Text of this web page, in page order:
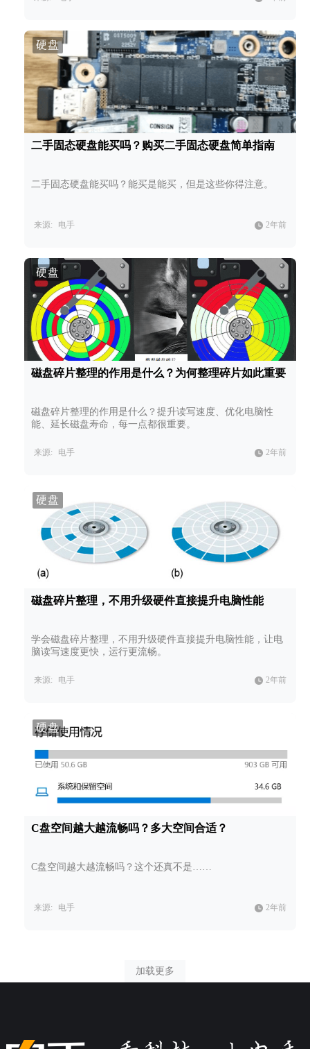
硬盘
二手固态硬盘能买吗？购买二手固态硬盘简单指南
二手固态硬盘能买吗？能买是能买，但是这些你得注意。
来源: 电手 2年前
硬盘
磁盘碎片整理的作用是什么？为何整理碎片如此重要
磁盘碎片整理的作用是什么？提升读写速度、优化电脑性
能、延长磁盘寿命，每一点都很重要。
来源: 电手 2年前
硬盘
磁盘碎片整理，不用升级硬件直接提升电脑性能
学会磁盘碎片整理，不用升级硬件直接提升电脑性能，让电
脑读写速度更快，运行更流畅。
来源: 电手 2年前
硬盘
C盘空间越大越流畅吗？多大空间合适？
C盘空间越大越流畅吗？这个还真不是……
来源: 电手 2年前
加载更多